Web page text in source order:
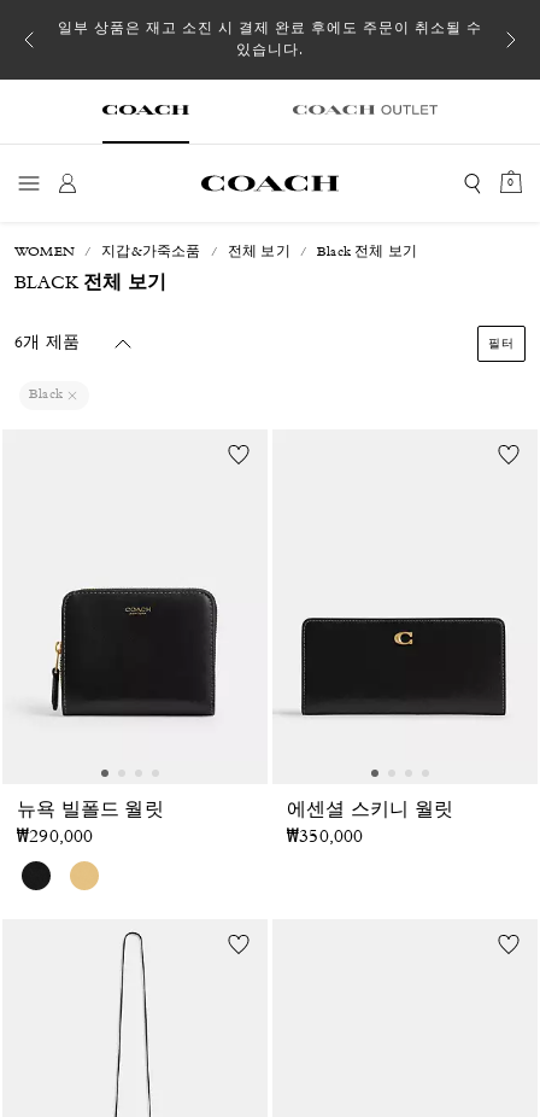
일부 상품은 재고 소진 시 결제 완료 후에도 주문이 취소될 수
있습니다.
0
WOMEN 지갑&가죽소품 전체 보기 Black 전체 보기
BLACK 전체 보기
6개 제품 필터
Black
뉴욕 빌폴드 월릿
₩290,000
에센셜 스키니 월릿
₩350,000